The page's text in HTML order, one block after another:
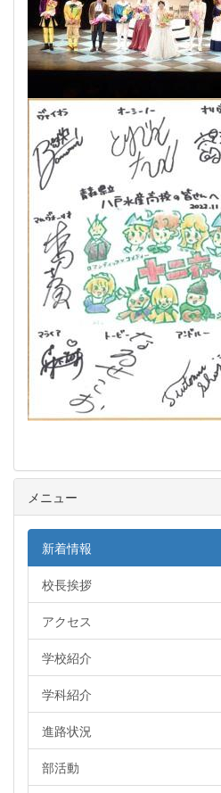
メニュー
新着情報
校長挨拶
アクセス
学校紹介
学科紹介
進路状況
部活動